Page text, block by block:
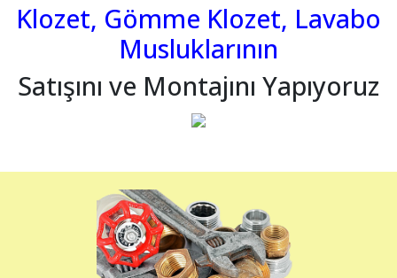
Klozet, Gömme Klozet, Lavabo
Musluklarının
Satışını ve Montajını Yapıyoruz